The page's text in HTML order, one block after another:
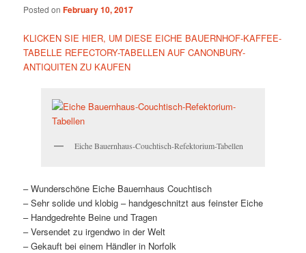
Posted onFebruary 10, 2017
KLICKEN SIE HIER, UM DIESE EICHE BAUERNHOF-KAFFEE-
TABELLE REFECTORY-TABELLEN AUF CANONBURY-
ANTIQUITEN ZU KAUFEN
Eiche Bauernhaus-Couchtisch-Refektorium-Tabellen
– Wunderschöne Eiche Bauernhaus Couchtisch
– Sehr solide und klobig – handgeschnitzt aus feinster Eiche
– Handgedrehte Beine und Tragen
– Versendet zu irgendwo in der Welt
– Gekauft bei einem Händler in Norfolk